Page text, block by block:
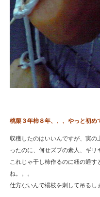
桃栗３年柿８年、、、やっと初め
収穫したのはいいんですが、実
ったのに、何せズブの素人、ギリ
これじゃ干し柿作るのに紐の通
ね。。。
仕方ないんで楊枝を刺して吊るし